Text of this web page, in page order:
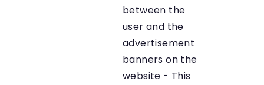
between the
user and the
advertisement
banners on the
website - This